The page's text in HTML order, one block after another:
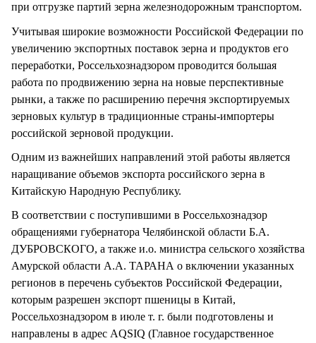
при отгрузке партий зерна железнодорожным транспортом.
Учитывая широкие возможности Российской Федерации по
увеличению экспортных поставок зерна и продуктов его
переработки, Россельхознадзором проводится большая
работа по продвижению зерна на новые перспективные
рынки, а также по расширению перечня экспортируемых
зерновых культур в традиционные страны-импортеры
российской зерновой продукции.
Одним из важнейших направлений этой работы является
наращивание объемов экспорта российского зерна в
Китайскую Народную Республику.
В соответствии с поступившими в Россельхознадзор
обращениями губернатора Челябинской области Б.А.
ДУБРОВСКОГО, а также и.о. министра сельского хозяйства
Амурской области А.А. ТАРАНА о включении указанных
регионов в перечень субъектов Российской Федерации,
которым разрешен экспорт пшеницы в Китай,
Россельхознадзором в июле т. г. были подготовлены и
направлены в адрес AQSIQ (Главное государственное